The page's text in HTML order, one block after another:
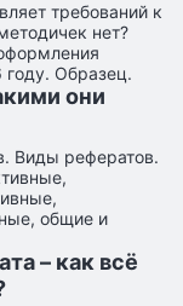
требований к
нет?
Образец.
они
Виды рефератов.
общие и
– как всё